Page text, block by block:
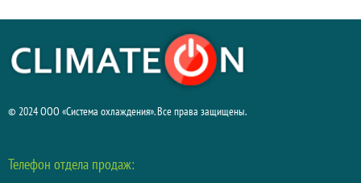
© 2024 ООО «Система охлаждения». Все права защищены.
Телефон отдела продаж: